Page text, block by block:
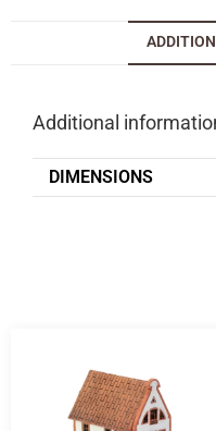
Additional
DIMENSIONS